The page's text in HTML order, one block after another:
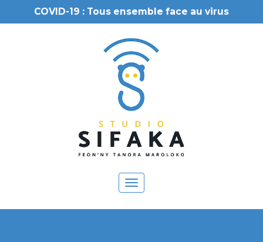
COVID-19 : Tous ensemble face au virus
Toggle
navigation